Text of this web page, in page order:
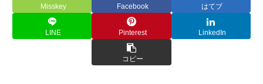
Misskey Facebook はてブ
LINE Pinterest LinkedIn
コピー